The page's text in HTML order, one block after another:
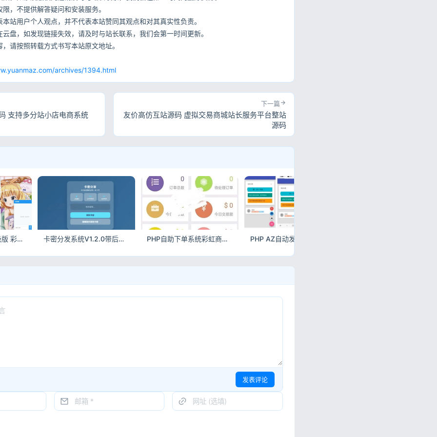
，不提供解答疑问和安装服务。
站用户个人观点，并不代表本站赞同其观点和对其真实性负责。
盘，如发现链接失效，请及时与站长联系，我们会第一时间更新。
请按照转载方式书写本站原文地址。
archives/1394.html
支持多分站小店电商系统
下一篇
友价高仿互站源码 虚拟交易商城站长服务平台整站
源码
6v6云商城0.79升级版 彩虹云商城自动发卡源码 卡密分发系统V1.2.0带后台管理 自动发卡源码 PHP自助下单系统彩虹商城V6.6免授权版 虚拟商品自动发卡平台
发表评论